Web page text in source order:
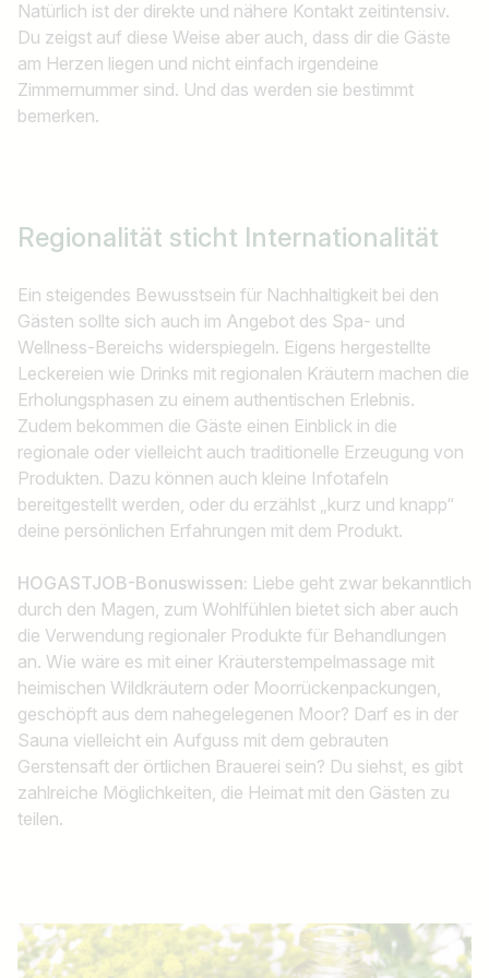
Natürlich ist der direkte und nähere Kontakt zeitintensiv.
Du zeigst auf diese Weise aber auch, dass dir die Gäste
am Herzen liegen und nicht einfach irgendeine
Zimmernummer sind. Und das werden sie bestimmt
bemerken.
Regionalität sticht Internationalität
Ein steigendes Bewusstsein für Nachhaltigkeit bei den
Gästen sollte sich auch im Angebot des Spa- und
Wellness-Bereichs widerspiegeln. Eigens hergestellte
Leckereien wie Drinks mit regionalen Kräutern machen die
Erholungsphasen zu einem authentischen Erlebnis.
Zudem bekommen die Gäste einen Einblick in die
regionale oder vielleicht auch traditionelle Erzeugung von
Produkten. Dazu können auch kleine Infotafeln
bereitgestellt werden, oder du erzählst „kurz und knapp“
deine persönlichen Erfahrungen mit dem Produkt.
HOGASTJOB-Bonuswissen: Liebe geht zwar bekanntlich
durch den Magen, zum Wohlfühlen bietet sich aber auch
die Verwendung regionaler Produkte für Behandlungen
an. Wie wäre es mit einer Kräuterstempelmassage mit
heimischen Wildkräutern oder Moorrückenpackungen,
geschöpft aus dem nahegelegenen Moor? Darf es in der
Sauna vielleicht ein Aufguss mit dem gebrauten
Gerstensaft der örtlichen Brauerei sein? Du siehst, es gibt
zahlreiche Möglichkeiten, die Heimat mit den Gästen zu
teilen.